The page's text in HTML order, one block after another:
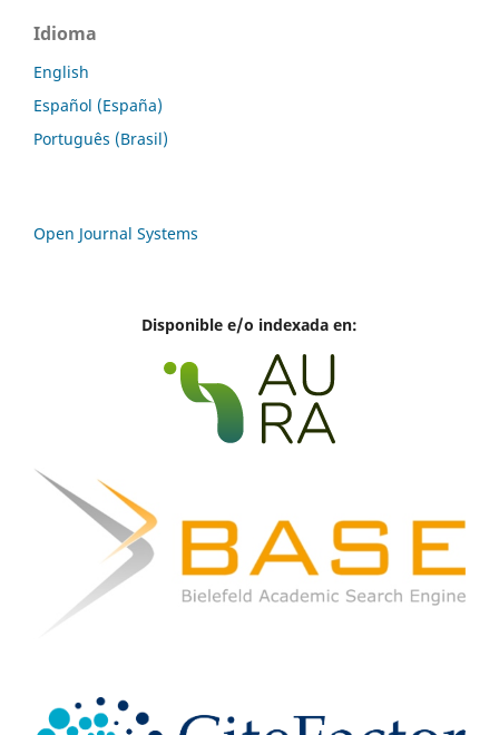
Idioma
English
Español (España)
Português (Brasil)
Open Journal Systems
Disponible e/o indexada en: